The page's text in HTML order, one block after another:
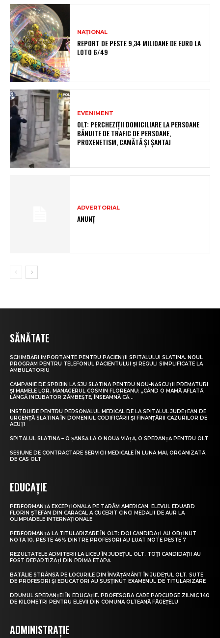
NAȚIONAL
REPORT DE PESTE 9,34 MILIOANE DE EURO LA
LOTO 6/49
EVENIMENT
OLT: PERCHEZIŢII DOMICILIARE LA PERSOANE
BĂNUITE DE TRAFIC DE PERSOANE,
PROXENETISM, CAMĂTĂ ŞI ŞANTAJ
ADVERTORIAL
ANUNȚ
SĂNĂTATE
SCHIMBĂRI IMPORTANTE PENTRU PACIENȚII SPITALULUI SLATINA. NOUL
PROGRAM PENTRU TELEFONUL PACIENTULUI ȘI REGULI SIMPLIFICATE LA
AMBULATORIU
CAMPANIE DE SPRIJIN LA SJU SLATINA PENTRU NOU-NĂSCUȚII PREMATURI
ȘI MAMELE LOR. MANAGERUL COSMIN FLOREANU: „CÂND O MAMĂ AFLATĂ
LÂNGĂ INCUBATOR ZÂMBEȘTE, ÎNSEAMNĂ CĂ...
INSTRUIRE PENTRU PERSONALUL MEDICAL DE LA SPITALUL JUDEȚEAN DE
URGENȚĂ SLATINA ÎN DOMENIUL CODIFICĂRII ȘI FINANȚĂRII CAZURILOR DE
ACUȚI
SPITALUL SLATINA – O ȘANSĂ LA O NOUĂ VIAȚĂ, O SPERANȚĂ PENTRU OLT
SESIUNE DE CONTRACTARE SERVICII MEDICALE ÎN LUNA MAI, ORGANIZATĂ
DE CAS OLT
EDUCAȚIE
PERFORMANȚĂ EXCEPȚIONALĂ PE TĂRÂM AMERICAN. ELEVUL EDUARD
FLORIN ȘTEFAN DIN CARACAL A CUCERIT CINCI MEDALII DE AUR LA
OLIMPIADELE INTERNAȚIONALE
PERFORMANȚĂ LA TITULARIZARE ÎN OLT: DOI CANDIDAȚI AU OBȚINUT
NOTA 10. PESTE 46% DINTRE PROFESORI AU LUAT NOTE PESTE 7
REZULTATELE ADMITERII LA LICEU ÎN JUDEȚUL OLT. TOȚI CANDIDAȚII AU
FOST REPARTIZAȚI DIN PRIMA ETAPĂ
BĂTĂLIE STRÂNSĂ PE LOCURILE DIN ÎNVĂȚĂMÂNT ÎN JUDEȚUL OLT. SUTE
DE PROFESORI ȘI EDUCATORI AU SUSȚINUT EXAMENUL DE TITULARIZARE
DRUMUL SPERANȚEI ÎN EDUCAȚIE. PROFESORA CARE PARCURGE ZILNIC 140
DE KILOMETRI PENTRU ELEVII DIN COMUNA OLTEANĂ FĂGEȚELU
ADMINISTRAȚIE